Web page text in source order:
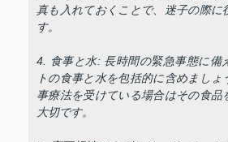
真も入れておくことで、迷子の際に
す。
4. 食事と水: 長時間の緊急事態に備
トの食事と水を包括的に含めまし
事療法を受けている場合はその食品
大切です。